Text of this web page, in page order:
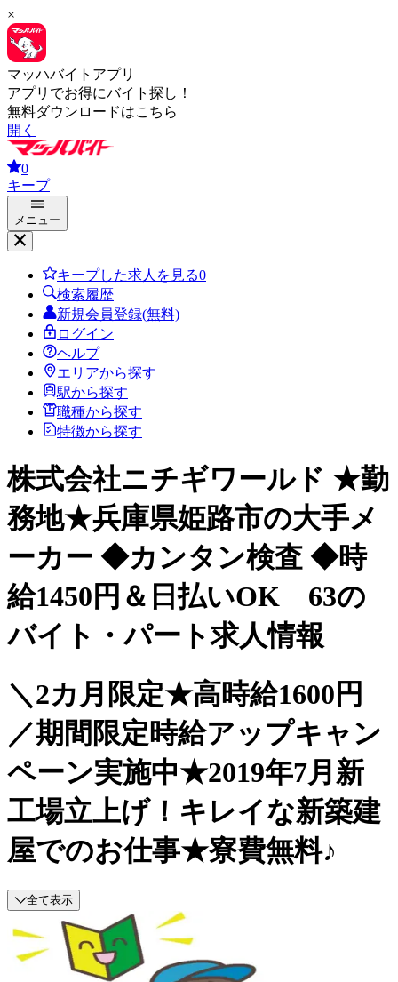
×
マッハバイトアプリ
アプリでお得にバイト探し！
無料ダウンロードはこちら
開く
0
キープ
メニュー
キープした求人を見る0
検索履歴
新規会員登録(無料)
ログイン
ヘルプ
エリアから探す
駅から探す
職種から探す
特徴から探す
株式会社ニチギワールド ★勤
務地★兵庫県姫路市の大手メ
ーカー ◆カンタン検査 ◆時
給1450円＆日払いOK 63の
バイト・パート求人情報
＼2カ月限定★高時給1600円
／期間限定時給アップキャン
ペーン実施中★2019年7月新
工場立上げ！キレイな新築建
屋でのお仕事★寮費無料♪
全て表示